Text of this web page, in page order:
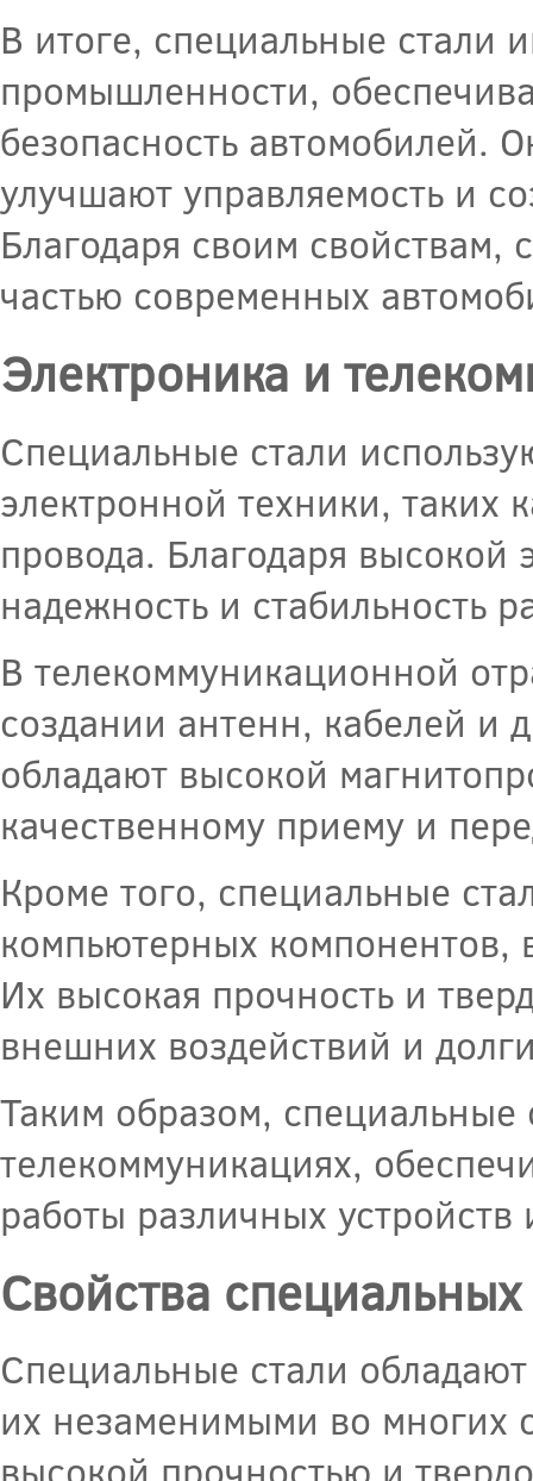
В итоге, специальные стали
промышленности,
безопасность автомобилей.
улучшают управляемость и
Благодаря своим свойствам,
частью современных
Электроника и
Специальные стали
электронной техники, таких
провода. Благодаря высокой
надежность и стабильность
В телекоммуникационной
создании антенн, кабелей и
обладают высокой
качественному приему и
Кроме того, специальные
компьютерных компонентов,
Их высокая прочность и
внешних воздействий и
Таким образом,
телекоммуникациях,
работы различных устройств
Свойства специальных
Специальные стали
их незаменимыми во многих
высокой прочностью и